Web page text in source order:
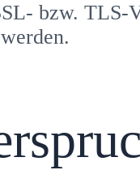
bzw. TLS-